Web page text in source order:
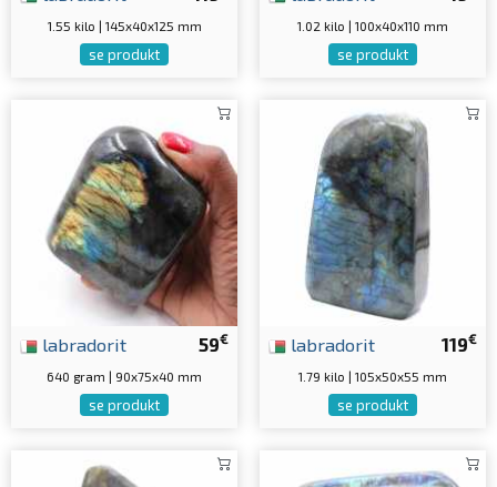
1.55 kilo | 145x40x125 mm
se produkt
1.02 kilo | 100x40x110 mm
se produkt
59€
labradorit
640 gram | 90x75x40 mm
se produkt
119€
labradorit
1.79 kilo | 105x50x55 mm
se produkt